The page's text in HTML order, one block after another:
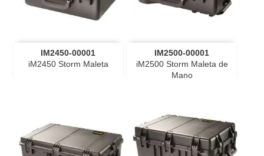
IM2450-00001
iM2450 Storm Maleta
IM2500-00001
iM2500 Storm Maleta de
Mano